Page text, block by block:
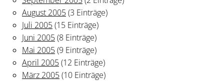
August 2005(3 Einträge)
Juli 2005(15 Einträge)
Juni 2005(8 Einträge)
Mai 2005(9 Einträge)
April 2005(12 Einträge)
März 2005(10 Einträge)